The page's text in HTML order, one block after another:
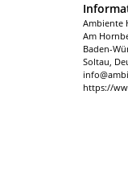
Ambiente
Am
Baden-
Soltau,
https://